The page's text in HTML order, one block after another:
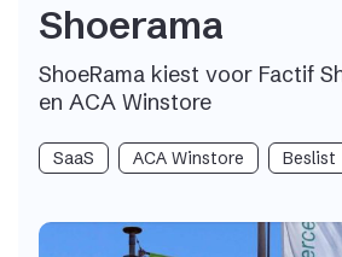
Shoerama
ShoeRama kiest voor Factif
en ACA Winstore
SaaS ACA Winstore Beslist